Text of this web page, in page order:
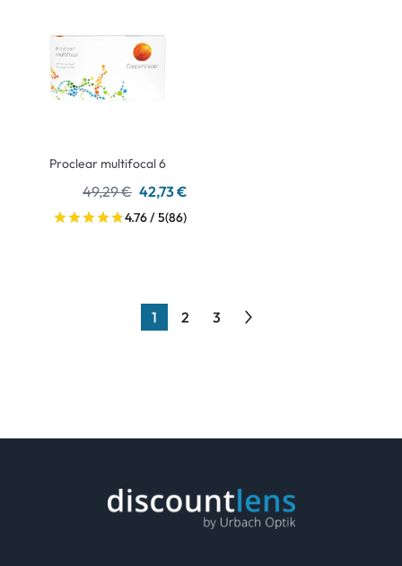
Proclear multifocal 6
49,29 € 42,73 €
4.76 / 5(86)
1 2 3